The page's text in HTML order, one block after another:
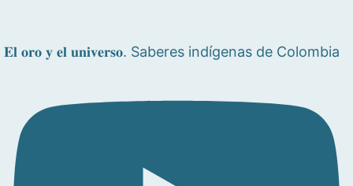
𝐄𝐥 𝐨𝐫𝐨 𝐲 𝐞𝐥 𝐮𝐧𝐢𝐯𝐞𝐫𝐬𝐨. Saberes indígenas de Colombia